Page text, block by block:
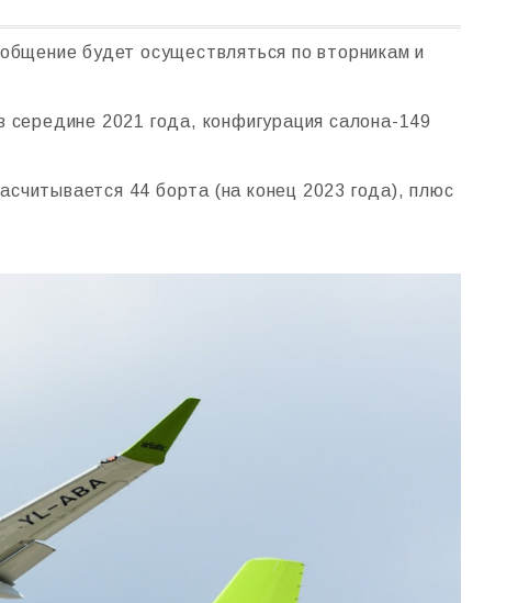
будет осуществляться по вторникам и
2021 года, конфигурация салона-149
44 борта (на конец 2023 года), плюс